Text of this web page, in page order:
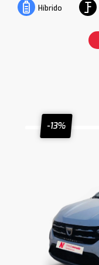
Híbrido
-13%